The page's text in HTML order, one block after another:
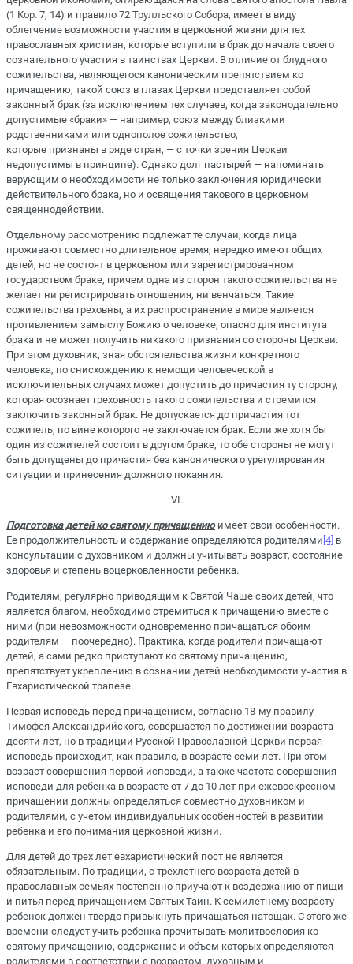
(1 Кор. 7, 14) и правило 72 Трулльского Собора, имеет в виду
облегчение возможности участия в церковной жизни для тех
православных христиан, которые вступили в брак до начала своего
сознательного участия в таинствах Церкви. В отличие от блудного
сожительства, являющегося каноническим препятствием ко
причащению, такой союз в глазах Церкви представляет собой
законный брак (за исключением тех случаев, когда законодательно
допустимые «браки» — например, союз между близкими
родственниками или однополое сожительство,
которые признаны в ряде стран, — с точки зрения Церкви
недопустимы в принципе). Однако долг пастырей — напоминать
верующим о необходимости не только заключения юридически
действительного брака, но и освящения такового в церковном
священнодействии.
Отдельному рассмотрению подлежат те случаи, когда лица
проживают совместно длительное время, нередко имеют общих
детей, но не состоят в церковном или зарегистрированном
государством браке, причем одна из сторон такого сожительства не
желает ни регистрировать отношения, ни венчаться. Такие
сожительства греховны, а их распространение в мире является
противлением замыслу Божию о человеке, опасно для института
брака и не может получить никакого признания со стороны Церкви.
При этом духовник, зная обстоятельства жизни конкретного
человека, по снисхождению к немощи человеческой в
исключительных случаях может допустить до причастия ту сторону,
которая осознает греховность такого сожительства и стремится
заключить законный брак. Не допускается до причастия тот
сожитель, по вине которого не заключается брак. Если же хотя бы
один из сожителей состоит в другом браке, то обе стороны не могут
быть допущены до причастия без канонического урегулирования
ситуации и принесения должного покаяния.
VI.
Подготовка детей ко святому причащениюимеет свои особенности.
Ее продолжительность и содержание определяются родителями [4] в
консультации с духовником и должны учитывать возраст, состояние
здоровья и степень воцерковленности ребенка.
Родителям, регулярно приводящим к Святой Чаше своих детей, что
является благом, необходимо стремиться к причащению вместе с
ними (при невозможности одновременно причащаться обоим
родителям — поочередно). Практика, когда родители причащают
детей, а сами редко приступают ко святому причащению,
препятствует укреплению в сознании детей необходимости участия в
Евхаристической трапезе.
Первая исповедь перед причащением, согласно 18-му правилу
Тимофея Александрийского, совершается по достижении возраста
десяти лет, но в традиции Русской Православной Церкви первая
исповедь происходит, как правило, в возрасте семи лет. При этом
возраст совершения первой исповеди, а также частота совершения
исповеди для ребенка в возрасте от 7 до 10 лет при ежевоскресном
причащении должны определяться совместно духовником и
родителями, с учетом индивидуальных особенностей в развитии
ребенка и его понимания церковной жизни.
Для детей до трех лет евхаристический пост не является
обязательным. По традиции, с трехлетнего возраста детей в
православных семьях постепенно приучают к воздержанию от пищи
и питья перед причащением Святых Таин. К семилетнему возрасту
ребенок должен твердо привыкнуть причащаться натощак. С этого же
времени следует учить ребенка прочитывать молитвословия ко
святому причащению, содержание и объем которых определяются
родителями в соответствии с возрастом, духовным и